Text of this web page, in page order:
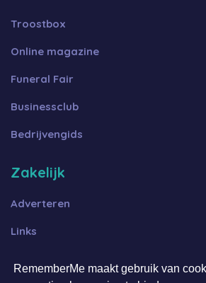
RememberMe maakt gebruik van
Troostbox
Online magazine
Funeral Fair
Businessclub
Bedrijvengids
Zakelijk
Adverteren
Links